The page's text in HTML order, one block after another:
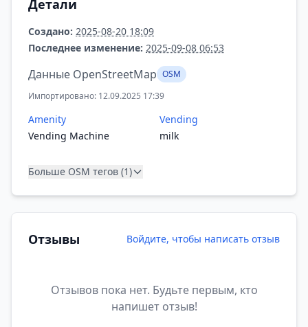
Детали
Создано: 2025-08-20 18:09
Последнее изменение: 2025-09-08 06:53
Данные OpenStreetMap OSM
Импортировано: 12.09.2025 17:39
Amenity
Vending Machine
Vending
milk
Больше OSM тегов (1)
Отзывы Войдите, чтобы написать отзыв
Отзывов пока нет. Будьте первым, кто
напишет отзыв!